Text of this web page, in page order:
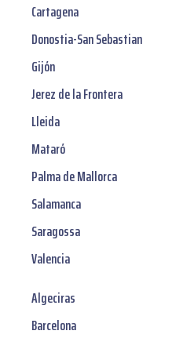
Cartagena
Donostia-San Sebastian
Gijón
Jerez de la Frontera
Lleida
Mataró
Palma de Mallorca
Salamanca
Saragossa
Valencia
Algeciras
Barcelona